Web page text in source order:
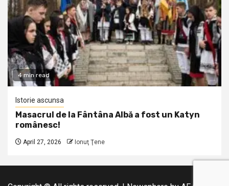
4 min read
Istorie ascunsa
Masacrul de la Fântâna Albă a fost un Katyn
românesc!
April 27, 2026 Ionuţ Ţene